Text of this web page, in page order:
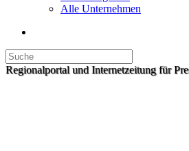
Alle Unternehmen
Regionalportal und Internetzeitung für